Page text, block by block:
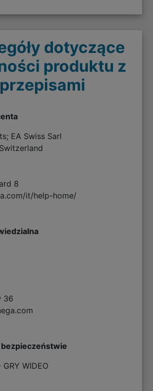
dotyczące
produktu z
przepisami
EA Swiss Sarl
8
it/help-home/
36
WIDEO